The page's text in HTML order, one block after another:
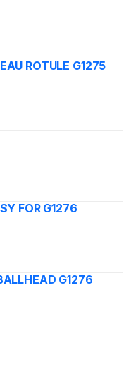
ROTULE G1275
FOR G1276
G1276